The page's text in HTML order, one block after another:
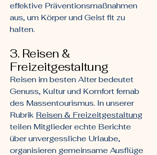
effektive Präventionsmaßnahmen
aus, um Körper und Geist fit zu
halten.
3. Reisen &
Freizeitgestaltung
Reisen im besten Alter bedeutet
Genuss, Kultur und Komfort fernab
des Massentourismus. In unserer
Rubrik Reisen & Freizeitgestaltung
teilen Mitglieder echte Berichte
über unvergessliche Urlaube,
organisieren gemeinsame Ausflüge